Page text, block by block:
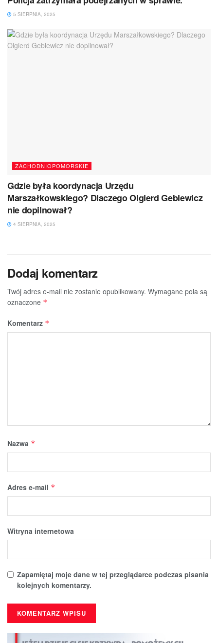
5 SIERPNIA, 2025
ZACHODNIOPOMORSKIE
Gdzie była koordynacja Urzędu
Marszałkowskiego? Dlaczego Olgierd Geblewicz
nie dopilnował?
4 SIERPNIA, 2025
Dodaj komentarz
Twój adres e-mail nie zostanie opublikowany. Wymagane pola są
oznaczone *
Komentarz *
Nazwa *
Adres e-mail *
Witryna internetowa
Zapamiętaj moje dane w tej przeglądarce podczas pisania
kolejnych komentarzy.